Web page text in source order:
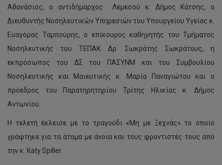
Αθανάσιος, ο αντιδήμαρχος Λεμεσού κ. Δήμος Κάτσης, ο
Διευθυντής Νοσηλευτικών Υπηρεσιών του Υπουργείου Υγείας κ.
Ευαγόρας Ταμπούρης, ο επίκουρος καθηγητής του Τμήματος
Νοσηλευτικής του ΤΕΠΑΚ Δρ. Σωκράτης Σωκράτους, η
εκπρόσωπος του ΔΣ του ΠΑΣΥΝΜ και του Συμβουλίου
Νοσηλευτικής και Μαιευτικής κ. Μαρία Παναγιώτου και ο
πρόεδρος του Παρατηρητηρίου Τρίτης Ηλικίας κ. Δήμος
Αντωνίου.
Η τελετή έκλεισε με το τραγούδι «Μη με Ξεχνάς» το οποίο
γράφτηκε για τα άτομα με άνοια και τους φροντιστές τους από
την κ. Katy Spiller.